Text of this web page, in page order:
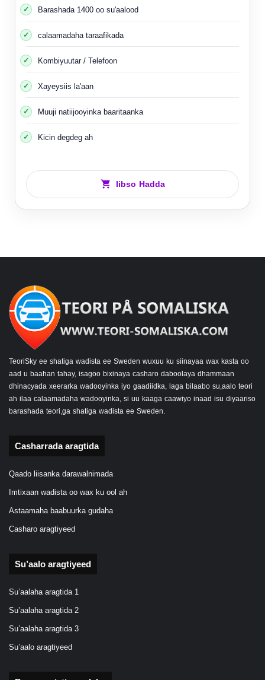
Barashada 1400 oo su'aalood
calaamadaha taraafikada
Kombiyuutar / Telefoon
Xayeysiis la'aan
Muuji natiijooyinka baaritaanka
Kicin degdeg ah
Iibso Hadda
TeoriSky ee shatiga wadista ee Sweden wuxuu ku siinayaa wax kasta oo
aad u baahan tahay, isagoo bixinaya casharo daboolaya dhammaan
dhinacyada xeerarka wadooyinka iyo gaadiidka, laga bilaabo su,aalo teori
ah ilaa calaamadaha wadooyinka, si uu kaaga caawiyo inaad isu diyaariso
barashada teori,ga shatiga wadista ee Sweden.
Casharrada aragtida
Qaado liisanka darawalnimada
Imtixaan wadista oo wax ku ool ah
Astaamaha baabuurka gudaha
Casharo aragtiyeed
Su’aalo aragtiyeed
Su’aalaha aragtida 1
Su’aalaha aragtida 2
Su’aalaha aragtida 3
Su’aalo aragtiyeed